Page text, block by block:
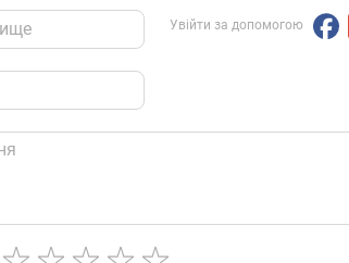
Увійти за допомогою